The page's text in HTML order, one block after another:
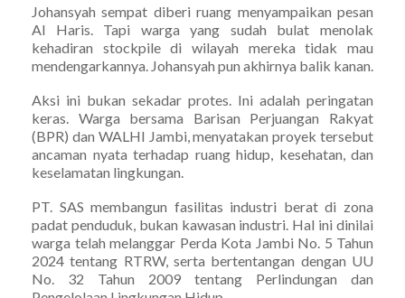
Johansyah sempat diberi ruang menyampaikan pesan
Al Haris. Tapi warga yang sudah bulat menolak
kehadiran stockpile di wilayah mereka tidak mau
mendengarkannya. Johansyah pun akhirnya balik kanan.
Aksi ini bukan sekadar protes. Ini adalah peringatan
keras. Warga bersama Barisan Perjuangan Rakyat
(BPR) dan WALHI Jambi, menyatakan proyek tersebut
ancaman nyata terhadap ruang hidup, kesehatan, dan
keselamatan lingkungan.
PT. SAS membangun fasilitas industri berat di zona
padat penduduk, bukan kawasan industri. Hal ini dinilai
warga telah melanggar Perda Kota Jambi No. 5 Tahun
2024 tentang RTRW, serta bertentangan dengan UU
No. 32 Tahun 2009 tentang Perlindungan dan